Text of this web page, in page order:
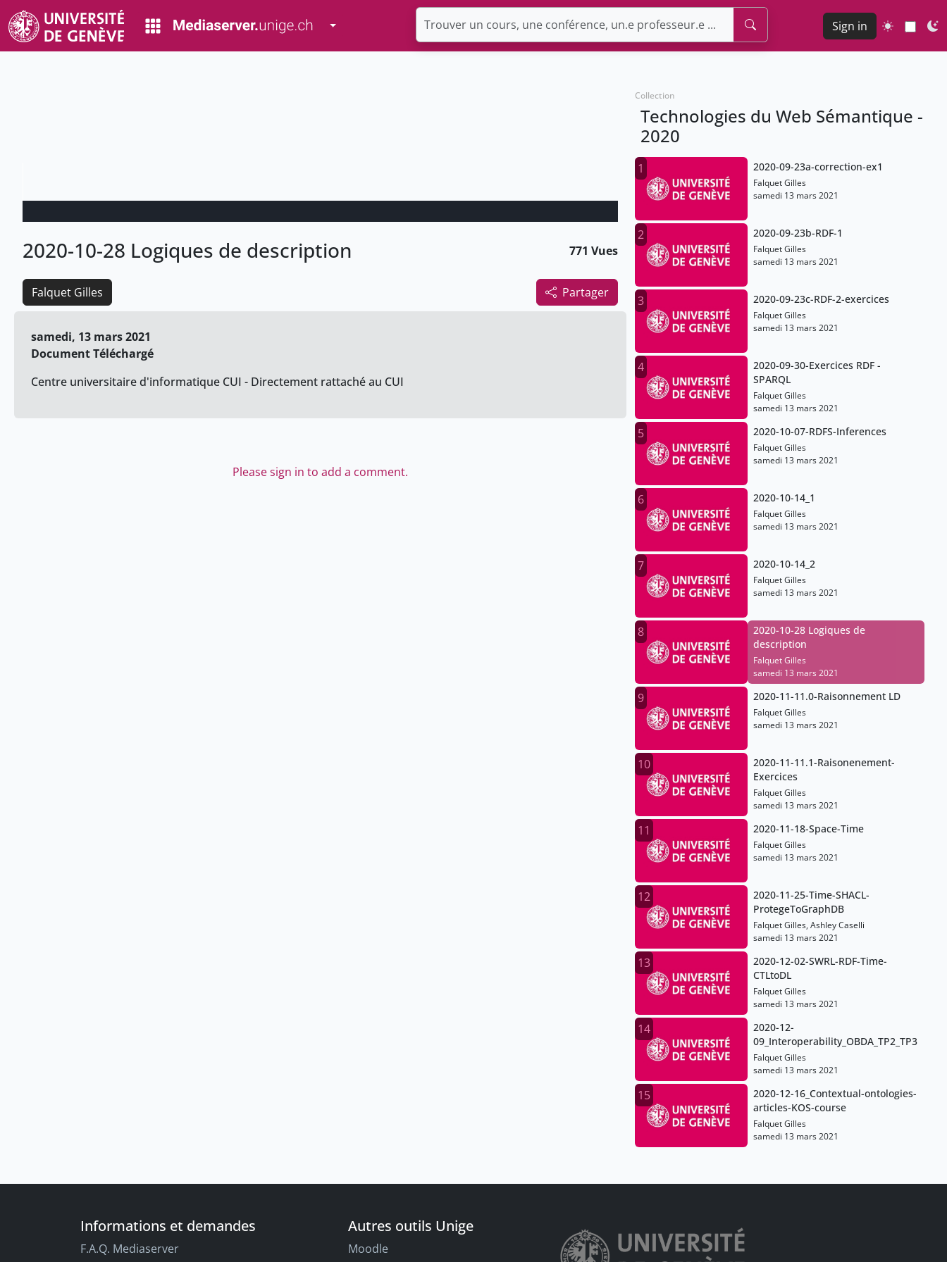
Toggle Dropdown Sign in
2020-10-28 Logiques de description 771 Vues
Partager
Falquet Gilles
samedi, 13 mars 2021
Document Téléchargé
Centre universitaire d'informatique CUI - Directement rattaché au CUI
Please sign in to add a comment.
Collection
Technologies du Web Sémantique -
2020
1 2020-09-23a-correction-ex1
Falquet Gilles
samedi 13 mars 2021
2 2020-09-23b-RDF-1
Falquet Gilles
samedi 13 mars 2021
3 2020-09-23c-RDF-2-exercices
Falquet Gilles
samedi 13 mars 2021
4
2020-09-30-Exercices RDF -
SPARQL
Falquet Gilles
samedi 13 mars 2021
5 2020-10-07-RDFS-Inferences
Falquet Gilles
samedi 13 mars 2021
6 2020-10-14_1
Falquet Gilles
samedi 13 mars 2021
7 2020-10-14_2
Falquet Gilles
samedi 13 mars 2021
8
2020-10-28 Logiques de
description
Falquet Gilles
samedi 13 mars 2021
9 2020-11-11.0-Raisonnement LD
Falquet Gilles
samedi 13 mars 2021
10
2020-11-11.1-Raisonenement-
Exercices
Falquet Gilles
samedi 13 mars 2021
11 2020-11-18-Space-Time
Falquet Gilles
samedi 13 mars 2021
12
2020-11-25-Time-SHACL-
ProtegeToGraphDB
Falquet Gilles, Ashley Caselli
samedi 13 mars 2021
13
2020-12-02-SWRL-RDF-Time-
CTLtoDL
Falquet Gilles
samedi 13 mars 2021
14
2020-12-
09_Interoperability_OBDA_TP2_TP3
Falquet Gilles
samedi 13 mars 2021
15
2020-12-16_Contextual-ontologies-
articles-KOS-course
Falquet Gilles
samedi 13 mars 2021
Informations et demandes
F.A.Q. Mediaserver
Autres outils Unige
Moodle